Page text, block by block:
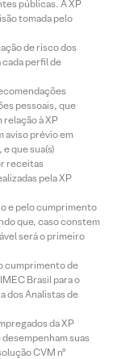
públicas. A XP
tomada pelo
de risco dos
cada perfil de
pessoais, que
à XP
aviso prévio em
que sua(s)
receitas
pela XP
e pelo cumprimento
que, caso constem
será o primeiro
cumprimento de
Brasil para o
dos Analistas de
da XP
suas
CVM nº